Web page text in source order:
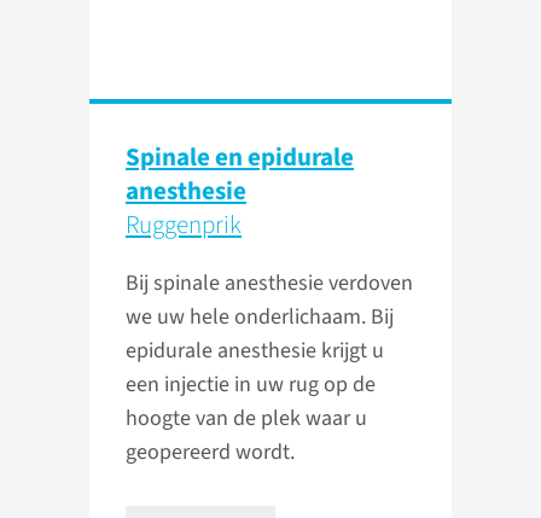
Spinale en epidurale
anesthesie
Ruggenprik
Bij spinale anesthesie verdoven
we uw hele onderlichaam. Bij
epidurale anesthesie krijgt u
een injectie in uw rug op de
hoogte van de plek waar u
geopereerd wordt.